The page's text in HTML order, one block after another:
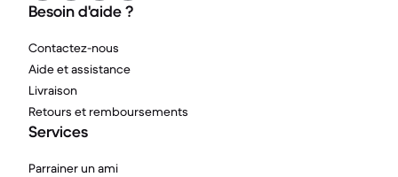
Besoin d'aide ?
Contactez-nous
Aide et assistance
Livraison
Retours et remboursements
Services
Parrainer un ami